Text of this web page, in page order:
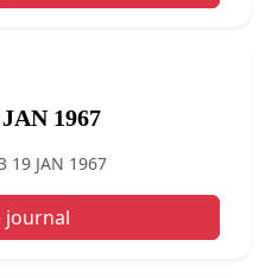
1967
19 JAN 1967
journal